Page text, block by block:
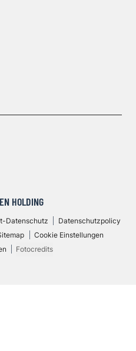
HOLDING
Datenschutz
Datenschutzpolicy
Cookie Einstellungen
Fotocredits